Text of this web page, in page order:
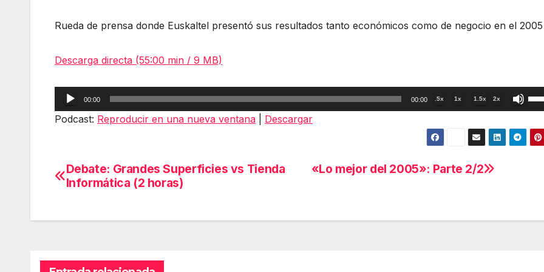
Rueda de prensa donde Euskaltel presentó sus resultados tanto económicos como de negocio en el 2005
Descarga directa (55:00 min / 9 MB)
Reproductor
de
00:00 00:00 .5x 1x 1.5x 2x
las
de
Podcast: Reproducir en una nueva ventana Descargar
Navegación
entradas
«Lo mejor del 2005»: Parte 2/2
Debate: Grandes Superficies vs Tienda
Informática (2 horas)